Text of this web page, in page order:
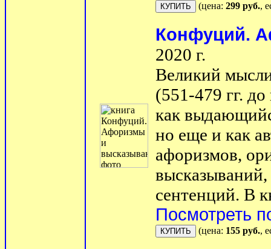
(цена: 299 руб.,
Конфуций.
2020 г.
Великий
(551-479 гг.
как
но еще и как
афоризмов,
сентенций. В
Посмотреть
(цена: 155 руб.,